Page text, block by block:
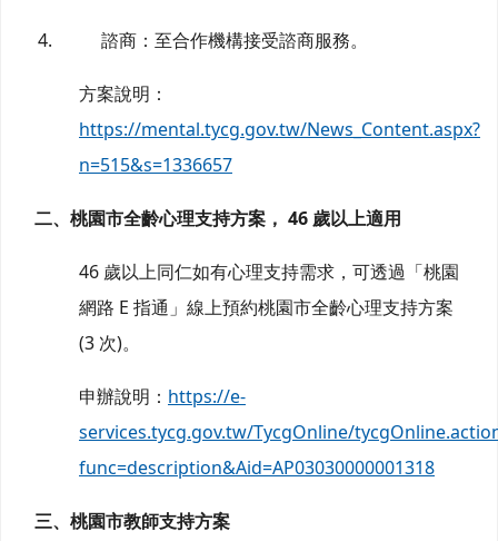
諮商：至合作機構接受諮商服務。
方案說明：
https://mental.tycg.gov.tw/News_Content.aspx?
n=515&s=1336657
二、桃園市全齡心理支持方案， 46 歲以上適用
46 歲以上同仁如有心理支持需求，可透過「桃園
網路 E 指通」線上預約桃園市全齡心理支持方案
(3 次)。
申辦說明： https://e-
services.tycg.gov.tw/TycgOnline/
func=description&Aid=AP03030000001318
三、桃園市教師支持方案